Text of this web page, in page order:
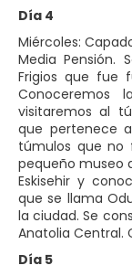
Día 4
Miércoles:
Media Pensión.
Frigios que fue
Conoceremos
visitaremos al
que pertenece
túmulos que no
pequeño museo
Eskisehir y
que se llama
la ciudad. Se
Anatolia Central.
Día 5